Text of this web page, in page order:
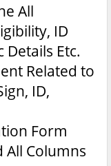
All
ID
Details Etc.
Related to
ID,
Form
All Columns